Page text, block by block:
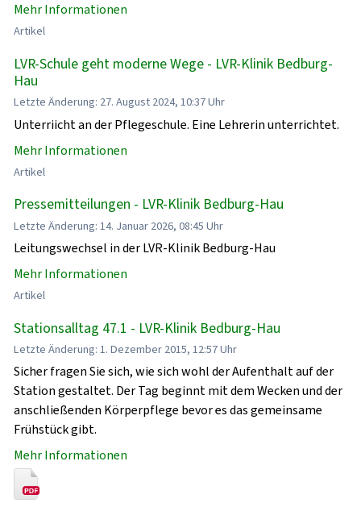
Mehr Informationen
Artikel
LVR-Schule geht moderne Wege - LVR-Klinik Bedburg-
Hau
Letzte Änderung: 27. August 2024, 10:37 Uhr
Unterriicht an der Pflegeschule. Eine Lehrerin unterrichtet.
Mehr Informationen
Artikel
Pressemitteilungen - LVR-Klinik Bedburg-Hau
Letzte Änderung: 14. Januar 2026, 08:45 Uhr
Leitungswechsel in der LVR-Klinik Bedburg-Hau
Mehr Informationen
Artikel
Stationsalltag 47.1 - LVR-Klinik Bedburg-Hau
Letzte Änderung: 1. Dezember 2015, 12:57 Uhr
Sicher fragen Sie sich, wie sich wohl der Aufenthalt auf der
Station gestaltet. Der Tag beginnt mit dem Wecken und der
anschließenden Körperpflege bevor es das gemeinsame
Frühstück gibt.
Mehr Informationen